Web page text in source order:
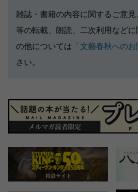
雑誌・書籍の内容に関するご意
等の転載、朗読、二次利用など
の他については 「文藝春秋へのお
さい。